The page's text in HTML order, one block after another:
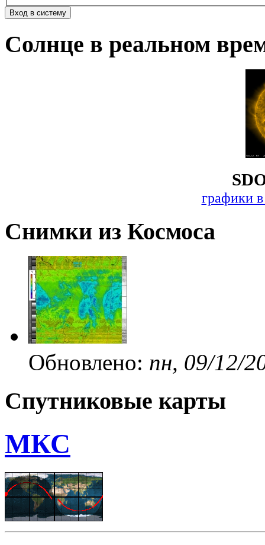
Солнце в реальном
графики
Снимки из Космоса
Обновлено: пн, 09/12/
Спутниковые карты
МКС